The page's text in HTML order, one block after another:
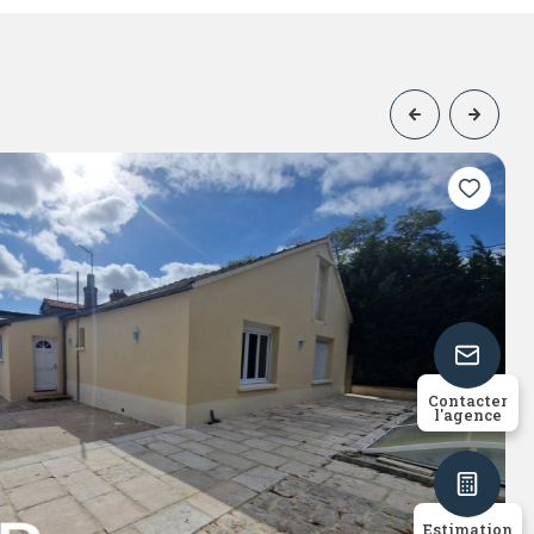
chambre(s)
130
m² Contacter
l'agence
Estimation